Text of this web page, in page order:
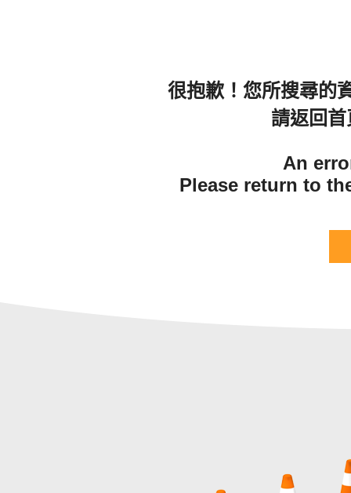
很抱歉！您所搜尋的
請返回
An
Please return to